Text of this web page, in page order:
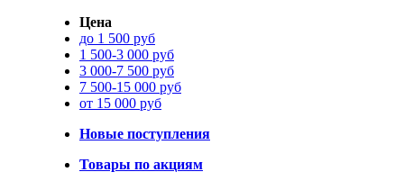
Цена
до 1 500 руб
1 500-3 000 руб
3 000-7 500 руб
7 500-15 000 руб
от 15 000 руб
Новые поступления
Товары по акциям